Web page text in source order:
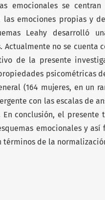
emocionales se
las emociones propias y
Leahy desarrolló
Actualmente no se cuenta
de la presente
psicométricas
(164 mujeres, en un
con las escalas de
En conclusión, el
emocionales y
términos de la